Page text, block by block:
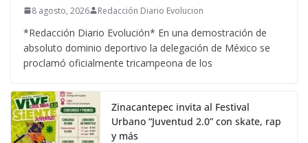
8 agosto, 2026 Redacción Diario Evolucion
*Redacción Diario Evolución* En una demostración de
absoluto dominio deportivo la delegación de México se
proclamó oficialmente tricampeona de los
Zinacantepec invita al Festival
Urbano “Juventud 2.0” con skate, rap
y más